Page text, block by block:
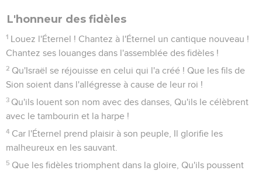
L'honneur des fidèles
1 Louez l'Éternel ! Chantez à l'Éternel un cantique nouveau !
Chantez ses louanges dans l'assemblée des fidèles !
2 Qu'Israël se réjouisse en celui qui l'a créé ! Que les fils de
Sion soient dans l'allégresse à cause de leur roi !
3 Qu'ils louent son nom avec des danses, Qu'ils le célèbrent
avec le tambourin et la harpe !
4 Car l'Éternel prend plaisir à son peuple, Il glorifie les
malheureux en les sauvant.
5 Que les fidèles triomphent dans la gloire, Qu'ils poussent